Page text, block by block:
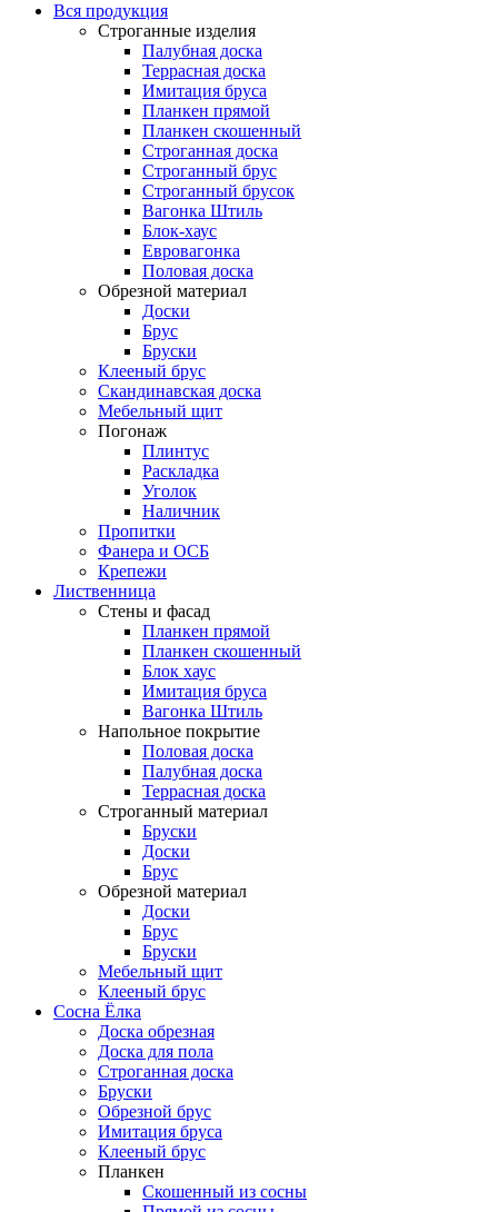
Вся продукция
Строганные изделия
Палубная доска
Террасная доска
Имитация бруса
Планкен прямой
Планкен скошенный
Строганная доска
Строганный брус
Строганный брусок
Вагонка Штиль
Блок-хаус
Евровагонка
Половая доска
Обрезной материал
Доски
Брус
Бруски
Клееный брус
Скандинавская доска
Мебельный щит
Погонаж
Плинтус
Раскладка
Уголок
Наличник
Пропитки
Фанера и ОСБ
Крепежи
Лиственница
Стены и фасад
Планкен прямой
Планкен скошенный
Блок хаус
Имитация бруса
Вагонка Штиль
Напольное покрытие
Половая доска
Палубная доска
Террасная доска
Строганный материал
Бруски
Доски
Брус
Обрезной материал
Доски
Брус
Бруски
Мебельный щит
Клееный брус
Сосна Ёлка
Доска обрезная
Доска для пола
Строганная доска
Бруски
Обрезной брус
Имитация бруса
Клееный брус
Планкен
Скошенный из сосны